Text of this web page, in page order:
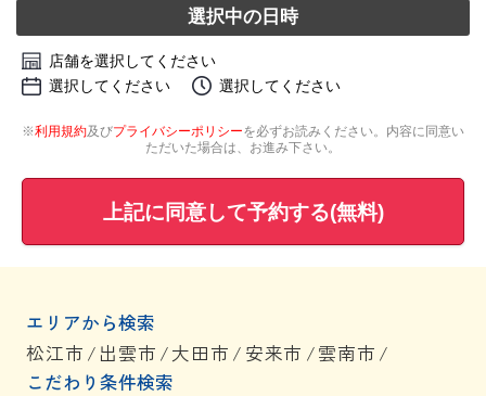
選択中の日時
店舗を選択してください
選択してください
選択してください
※利用規約及びプライバシーポリシーを必ずお読みください。内容に同意い
ただいた場合は、お進み下さい。
上記に同意して予約する(無料)
エリアから検索
松江市 / 出雲市 /大田市 / 安来市 /雲南市 /
こだわり条件検索